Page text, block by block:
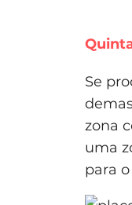
Se
zona
uma
para